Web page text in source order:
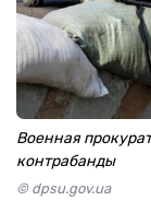
Военная
контрабанды
© dpsu.gov.ua